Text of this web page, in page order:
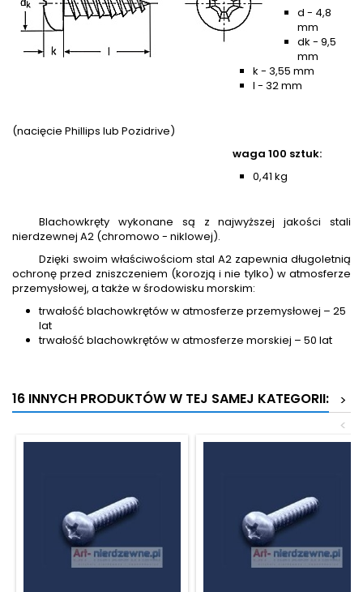
d - 4,8
mm
dk - 9,5
mm
k - 3,55 mm
l - 32 mm
(nacięcie Phillips lub Pozidrive)
waga 100 sztuk:
0,41 kg
Blachowkręty wykonane są z najwyższej jakości stali
nierdzewnej A2 (chromowo - niklowej).
Dzięki swoim właściwościom stal A2 zapewnia długoletnią
ochronę przed zniszczeniem (korozją i nie tylko) w atmosferze
przemysłowej, a także w środowisku morskim:
trwałość blachowkrętów w atmosferze przemysłowej – 25
lat
trwałość blachowkrętów w atmosferze morskiej – 50 lat
16 INNYCH PRODUKTÓW W TEJ SAMEJ KATEGORII:
>
<